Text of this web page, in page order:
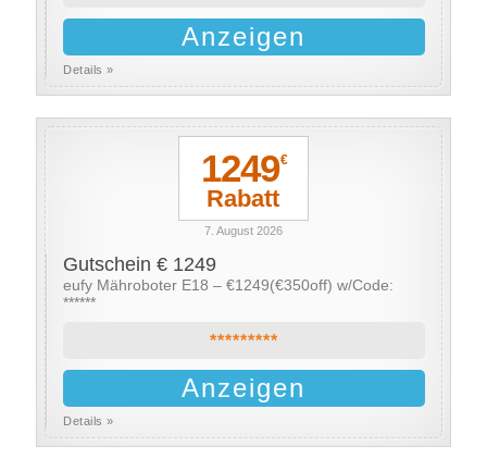
Anzeigen
Details »
1249€
Rabatt
7. August 2026
Gutschein € 1249
eufy Mähroboter E18 – €1249(€350off) w/Code:
******
*********
Anzeigen
Details »